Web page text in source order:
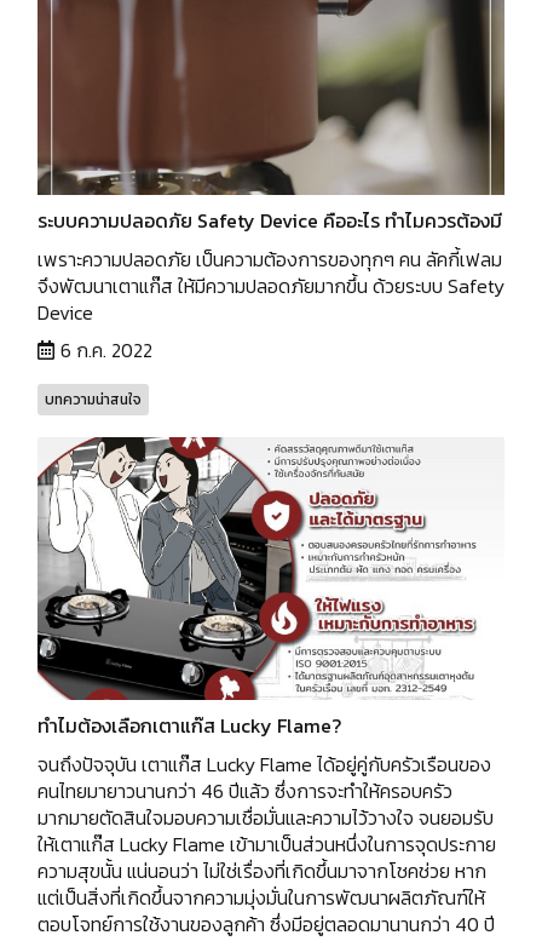
ระบบความปลอดภัย Safety Device คืออะไร ทำไมควรต้องมี
เพราะความปลอดภัย เป็นความต้องการของทุกๆ คน ลัคกี้เฟลม
จึงพัฒนาเตาแก๊ส ให้มีความปลอดภัยมากขึ้น ด้วยระบบ Safety
Device
6 ก.ค. 2022
บทความน่าสนใจ
ทำไมต้องเลือกเตาแก๊ส Lucky Flame?
จนถึงปัจจุบัน เตาแก๊ส Lucky Flame ได้อยู่คู่กับครัวเรือนของ
คนไทยมายาวนานกว่า 46 ปีแล้ว ซึ่งการจะทำให้ครอบครัว
มากมายตัดสินใจมอบความเชื่อมั่นและความไว้วางใจ จนยอมรับ
ให้เตาแก๊ส Lucky Flame เข้ามาเป็นส่วนหนึ่งในการจุดประกาย
ความสุขนั้น แน่นอนว่า ไม่ใช่เรื่องที่เกิดขึ้นมาจากโชคช่วย หาก
แต่เป็นสิ่งที่เกิดขึ้นจากความมุ่งมั่นในการพัฒนาผลิตภัณฑ์ให้
ตอบโจทย์การใช้งานของลูกค้า ซึ่งมีอยู่ตลอดมานานกว่า 40 ปี